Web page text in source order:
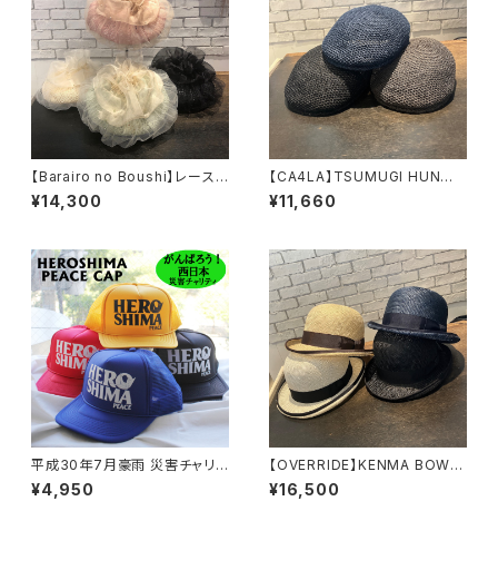
【Barairo no Boushi】レース
柄ニット&シルクオーガンベレ
ー ベレー L00762
¥14,300
【CA4LA】TSUMUGI HUN
ハンチング ZKN027
23
¥11,660
平成30年7月豪雨 災害チャリテ
ィ HEROSHIMA peace メッシ
ュキャップ
¥4,950
【OVERRIDE】KENMA BOWL
ER ハット 262090
014
¥16,500